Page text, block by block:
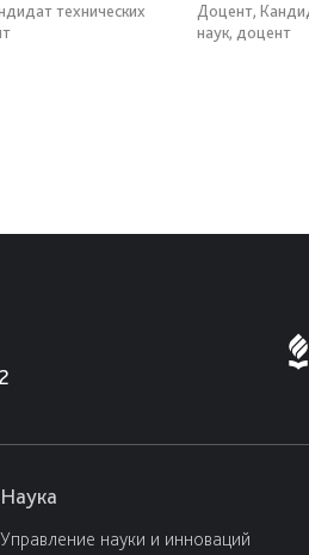
технических
Доцент,
наук, доцент
Наука
Управление науки и инноваций